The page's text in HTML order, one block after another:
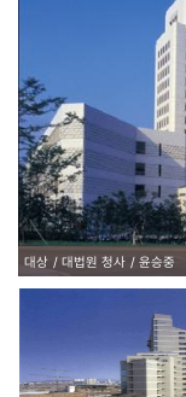
대상 대법원 청사 윤승중